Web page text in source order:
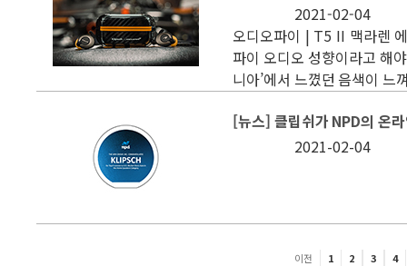
2021-02-04
오디오파이 | T5 II 맥라렌
파이 오디오 성향이라고 해
니아’에서 느꼈던 음색이 느
[뉴스] 클립쉬가 NPD의 온
2021-02-04
이전 1 2 3 4